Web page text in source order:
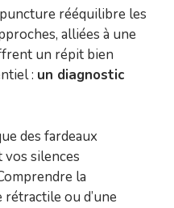
rééquilibre les
alliées à une
un répit bien
: un diagnostic
des fardeaux
vos silences
la
ou d’une